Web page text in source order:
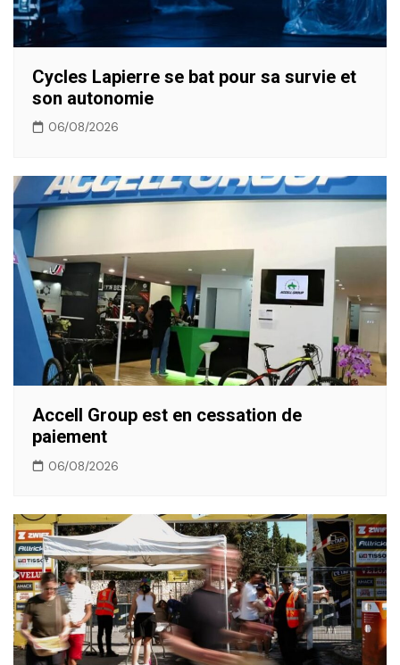
Cycles Lapierre se bat pour sa survie et
son autonomie
06/08/2026
Accell Group est en cessation de
paiement
06/08/2026